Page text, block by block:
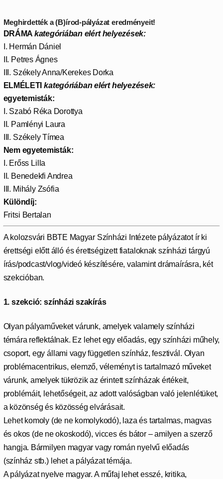
Meghirdették a (B)írod-pályázat eredményeit!
DRÁMA kategóriában elért helyezések:
I. Hermán Dániel
II. Petres Ágnes
III. Székely Anna/Kerekes Dorka
ELMÉLETIkategóriában elért helyezések:
egyetemisták:
I. Szabó Réka Dorottya
II. Pamlényi Laura
III. Székely Tímea
Nem egyetemisták:
I. Erőss Lilla
II. Benedekfi Andrea
III. Mihály Zsófia
Különdíj:
Fritsi Bertalan
A kolozsvári BBTE Magyar Színházi Intézete pályázatot ír ki
érettségi előtt álló és érettségizett fiataloknak színházi tárgyú
írás/podcast/vlog/videó készítésére, valamint drámaírásra, két
szekcióban.
1. szekció: színházi szakírás
Olyan pályaműveket várunk, amelyek valamely színházi
témára reflektálnak. Ez lehet egy előadás, egy színházi műhely,
csoport, egy állami vagy független színház, fesztivál. Olyan
problémacentrikus, elemző, véleményt is tartalmazó műveket
várunk, amelyek tükrözik az érintett színházak értékeit,
problémáit, lehetőségeit, az adott valóságban való jelenlétüket,
a közönség és közösség elvárásait.
Lehet komoly (de ne komolykodó), laza és tartalmas, magvas
és okos (de ne okoskodó), vicces és bátor – amilyen a szerző
hangja. Bármilyen magyar vagy román nyelvű előadás
(színház stb.) lehet a pályázat témája.
A pályázat nyelve magyar. A műfaj lehet esszé, kritika,